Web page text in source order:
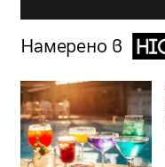
Намерено в